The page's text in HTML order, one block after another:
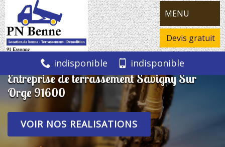
MENU
Devis gratuit
indisponible indisponible
Entreprise de terrassement Savigny Sur
Orge 91600
VOIR NOS REALISATIONS